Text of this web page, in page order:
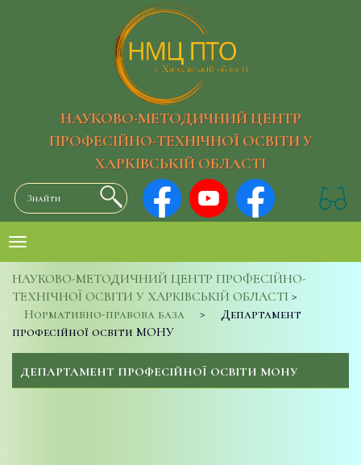
НАУКОВО-МЕТОДИЧНИЙ ЦЕНТР
ПРОФЕСІЙНО-ТЕХНІЧНОЇ ОСВІТИ У
ХАРКІВСЬКІЙ ОБЛАСТІ
НАУКОВО-МЕТОДИЧНИЙ ЦЕНТР ПРОФЕСІЙНО-
ТЕХНІЧНОЇ ОСВІТИ У ХАРКІВСЬКІЙ ОБЛАСТІ >
Нормативно-правова база
>
Департамент
професійної освіти МОНУ
ДЕПАРТАМЕНТ ПРОФЕСІЙНОЇ ОСВІТИ МОНУ